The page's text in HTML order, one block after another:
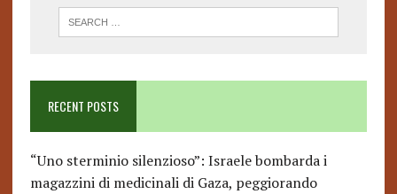
RECENT POSTS
“Uno sterminio silenzioso”: Israele bombarda i
magazzini di medicinali di Gaza, peggiorando